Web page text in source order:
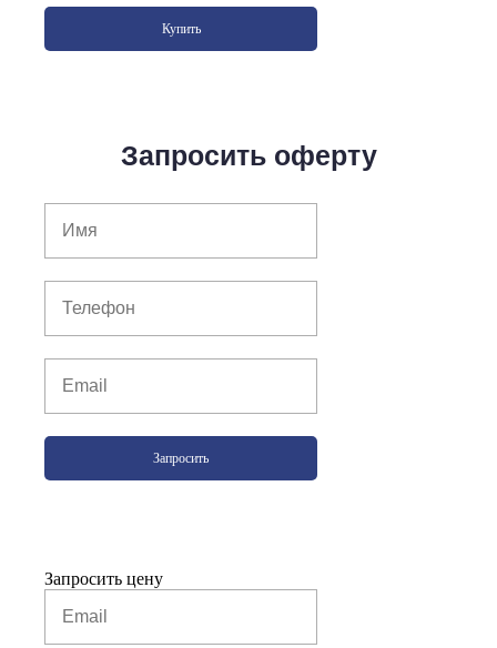
Купить
Запросить оферту
Запросить
Запросить цену